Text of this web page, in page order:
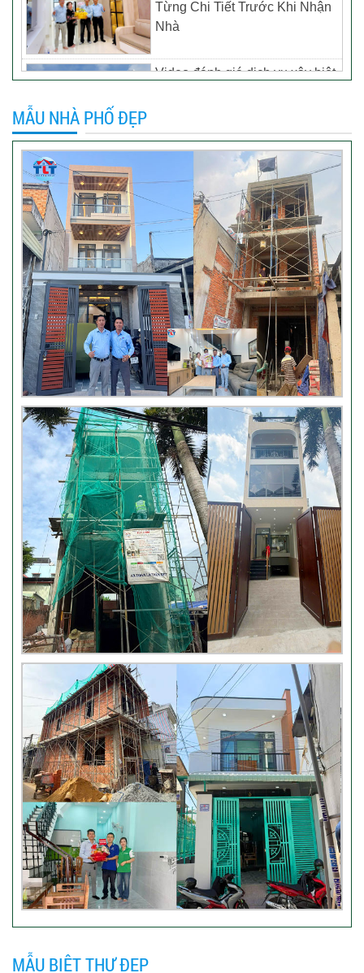
Từng Chi Tiết Trước Khi Nhận
Nhà
Video đánh giá dịch vụ xây biệt
Thương
Khách hàng đánh giá dịch vụ
xây dựng của TLT
Đánh giá khách hàng xây nhà
tại Thủ Đức
Thi công móng nhà có sàn
vượt nhịp tại Hóc Môn
Đánh giá của khách hàng xây
nhà 3 tầng tại Thủ Đức
Video đánh giá của khách hàng
anh Hào Quận Gò Vấp-Xây
nhà trọn gói
VIDEO đánh giá của khách
hàng xây nhà trọn gói tại TP
Thủ Đức
MẪU NHÀ PHỐ ĐẸP
MẪU BIỆT THỰ ĐẸP